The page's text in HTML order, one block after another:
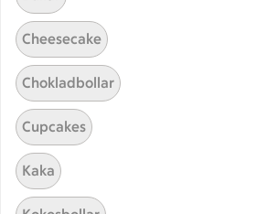
Hittade inget
Cheesecake
Chokladbollar
Cupcakes
Kaka